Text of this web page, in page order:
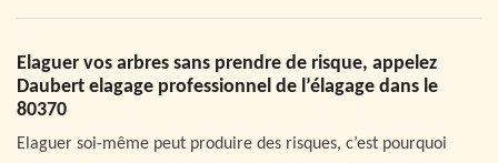
Elaguer vos arbres sans prendre de risque, appelez
Daubert elagage professionnel de l’élagage dans le
80370
Elaguer soi-même peut produire des risques, c’est pourquoi